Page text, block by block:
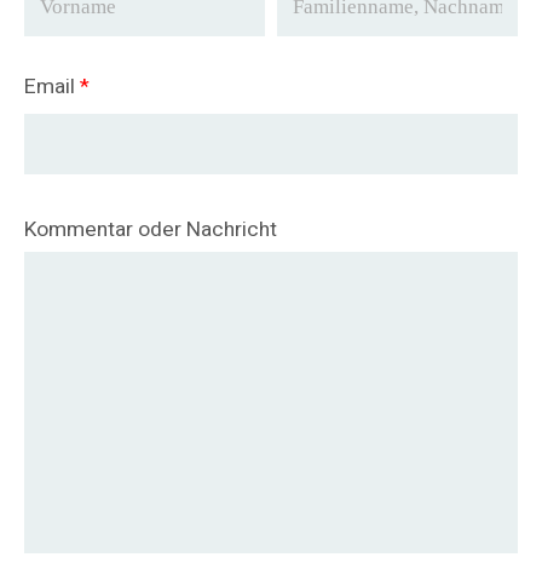
Email *
Kommentar oder Nachricht